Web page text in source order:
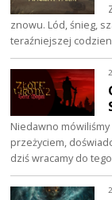
znowu. Lód, śnieg,
teraźniejszej
Niedawno
przeżyciem,
dziś wracamy do